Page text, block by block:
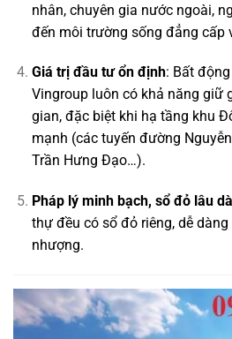
nhân, chuyên gia nước ngoài,
đến môi trường sống đẳng cấp
Giá trị đầu tư ổn định: Bất
Vingroup luôn có khả năng giữ
gian, đặc biệt khi hạ tầng khu
mạnh (các tuyến đường
Trần Hưng Đạo…).
Pháp lý minh bạch, sổ đỏ lâu
thự đều có sổ đỏ riêng, dễ
nhượng.